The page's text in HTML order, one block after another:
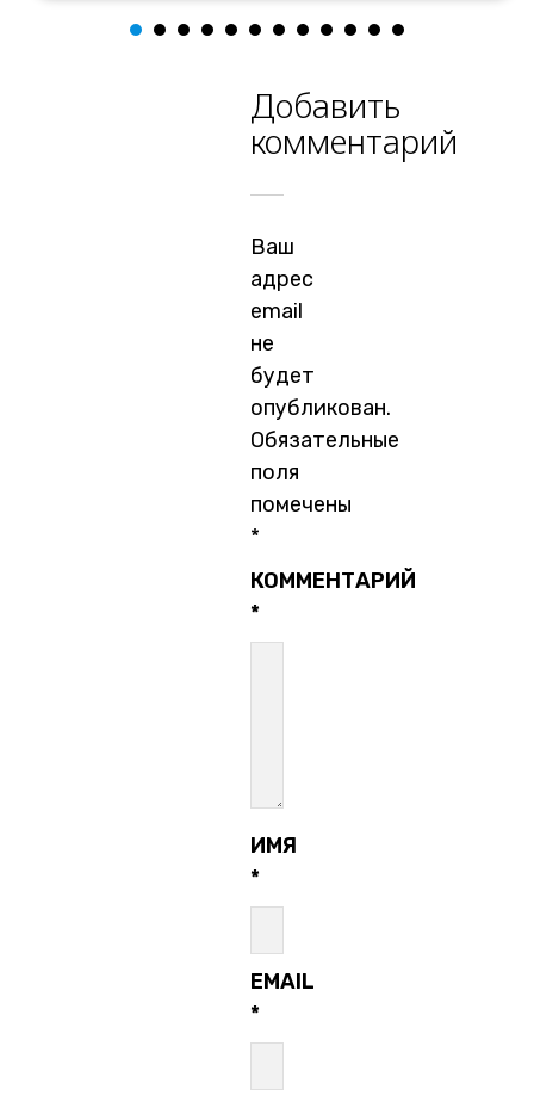
Добавить
комментарий
Ваш
адрес
email
не
будет
опубликован.
Обязательные
поля
помечены
*
КОММЕНТАРИЙ
*
ИМЯ
*
EMAIL
*